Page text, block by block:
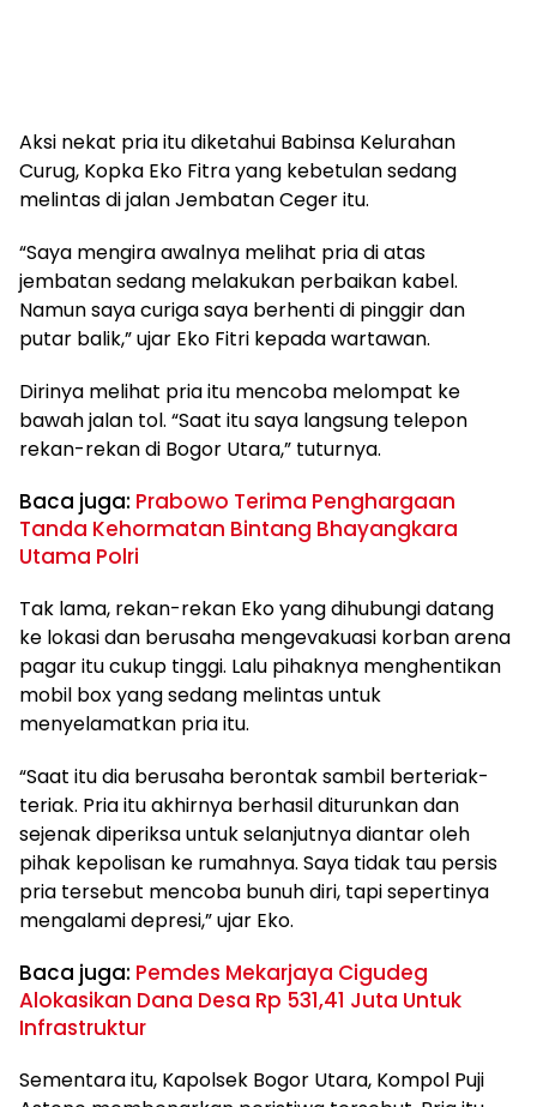
Aksi nekat pria itu diketahui Babinsa Kelurahan
Curug, Kopka Eko Fitra yang kebetulan sedang
melintas di jalan Jembatan Ceger itu.
“Saya mengira awalnya melihat pria di atas
jembatan sedang melakukan perbaikan kabel.
Namun saya curiga saya berhenti di pinggir dan
putar balik,” ujar Eko Fitri kepada wartawan.
Dirinya melihat pria itu mencoba melompat ke
bawah jalan tol. “Saat itu saya langsung telepon
rekan-rekan di Bogor Utara,” tuturnya.
Baca juga: Prabowo Terima Penghargaan
Tanda Kehormatan Bintang Bhayangkara
Utama Polri
Tak lama, rekan-rekan Eko yang dihubungi datang
ke lokasi dan berusaha mengevakuasi korban arena
pagar itu cukup tinggi. Lalu pihaknya menghentikan
mobil box yang sedang melintas untuk
menyelamatkan pria itu.
“Saat itu dia berusaha berontak sambil berteriak-
teriak. Pria itu akhirnya berhasil diturunkan dan
sejenak diperiksa untuk selanjutnya diantar oleh
pihak kepolisan ke rumahnya. Saya tidak tau persis
pria tersebut mencoba bunuh diri, tapi sepertinya
mengalami depresi,” ujar Eko.
Baca juga: Pemdes Mekarjaya Cigudeg
Alokasikan Dana Desa Rp 531,41 Juta Untuk
Infrastruktur
Sementara itu, Kapolsek Bogor Utara, Kompol Puji